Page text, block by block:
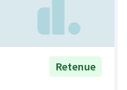
Retenue